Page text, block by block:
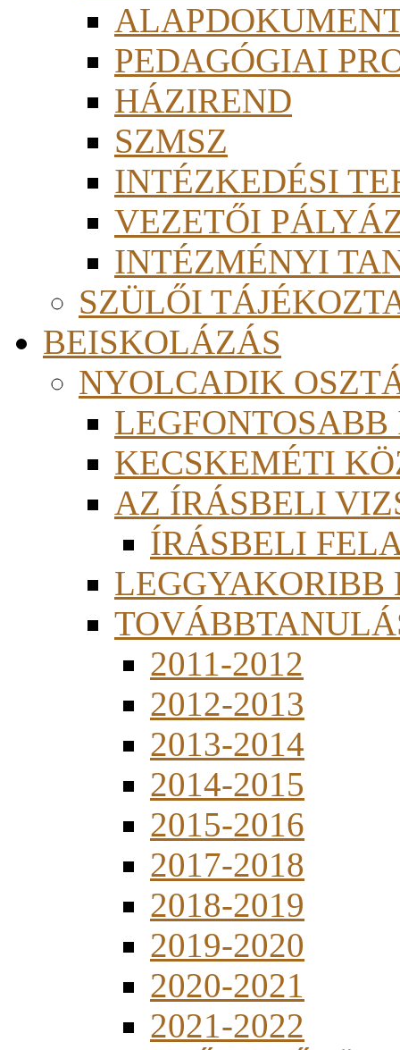
PEDAGÓGIAI
HÁZIREND
SZMSZ
INTÉZKEDÉSI
VEZETŐI
INTÉZMÉNYI
SZÜLŐI
BEISKOLÁZÁS
NYOLCADIK
KECSKEMÉTI
AZ ÍRÁSBELI
ÍRÁSBELI
LEGGYAKORIBB
2011-2012
2012-2013
2013-2014
2014-2015
2015-2016
2017-2018
2018-2019
2019-2020
2020-2021
2021-2022